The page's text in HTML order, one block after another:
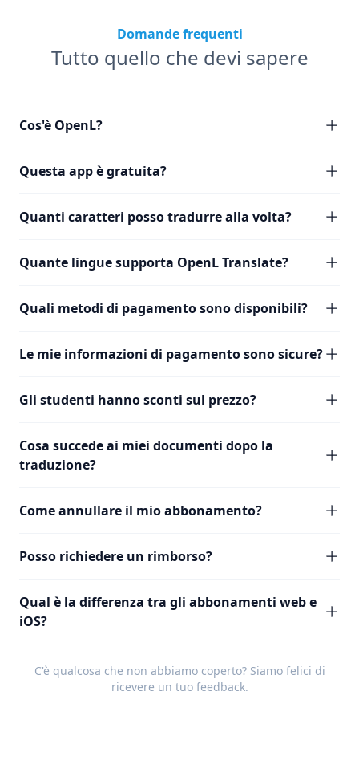
Domande frequenti
Tutto quello che devi sapere
Cos'è OpenL?
Questa app è gratuita?
Quanti caratteri posso tradurre alla volta?
Quante lingue supporta OpenL Translate?
Quali metodi di pagamento sono disponibili?
Le mie informazioni di pagamento sono sicure?
Gli studenti hanno sconti sul prezzo?
Cosa succede ai miei documenti dopo la
traduzione?
Come annullare il mio abbonamento?
Posso richiedere un rimborso?
Qual è la differenza tra gli abbonamenti web e
iOS?
C'è qualcosa che non abbiamo coperto? Siamo felici di
ricevere un tuo feedback.